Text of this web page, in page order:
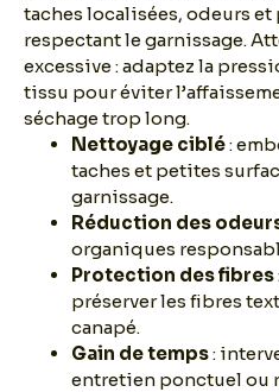
taches localisées, odeurs et
respectant le garnissage.
excessive : adaptez la
tissu pour éviter
séchage trop long.
Nettoyage ciblé:
taches et petites
garnissage.
Réduction des
organiques
Protection des fibres
préserver les fibres
canapé.
Gain de temps:
entretien ponctuel ou